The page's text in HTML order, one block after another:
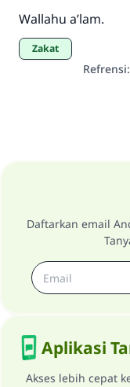
Wallahu a’lam.
zakat
Refrensi:
Daftarkan email
Aplikasi
Akses lebih cepat